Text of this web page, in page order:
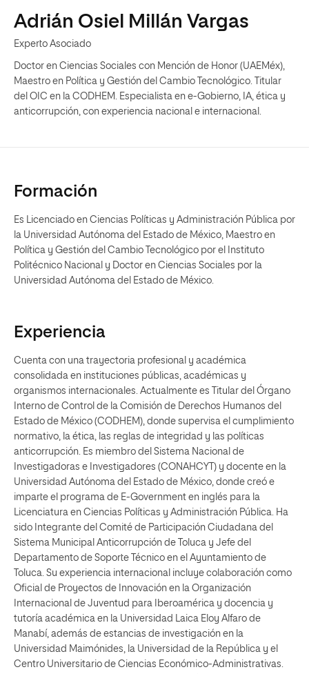
Adrián Osiel Millán Vargas
Experto Asociado
Doctor en Ciencias Sociales con Mención de Honor (UAEMéx),
Maestro en Política y Gestión del Cambio Tecnológico. Titular
del OIC en la CODHEM. Especialista en e-Gobierno, IA, ética y
anticorrupción, con experiencia nacional e internacional.
Formación
Es Licenciado en Ciencias Políticas y Administración Pública por
la Universidad Autónoma del Estado de México, Maestro en
Política y Gestión del Cambio Tecnológico por el Instituto
Politécnico Nacional y Doctor en Ciencias Sociales por la
Universidad Autónoma del Estado de México.
Experiencia
Cuenta con una trayectoria profesional y académica
consolidada en instituciones públicas, académicas y
organismos internacionales. Actualmente es Titular del Órgano
Interno de Control de la Comisión de Derechos Humanos del
Estado de México (CODHEM), donde supervisa el cumplimiento
normativo, la ética, las reglas de integridad y las políticas
anticorrupción. Es miembro del Sistema Nacional de
Investigadoras e Investigadores (CONAHCYT) y docente en la
Universidad Autónoma del Estado de México, donde creó e
imparte el programa de E-Government en inglés para la
Licenciatura en Ciencias Políticas y Administración Pública. Ha
sido Integrante del Comité de Participación Ciudadana del
Sistema Municipal Anticorrupción de Toluca y Jefe del
Departamento de Soporte Técnico en el Ayuntamiento de
Toluca. Su experiencia internacional incluye colaboración como
Oficial de Proyectos de Innovación en la Organización
Internacional de Juventud para Iberoamérica y docencia y
tutoría académica en la Universidad Laica Eloy Alfaro de
Manabí, además de estancias de investigación en la
Universidad Maimónides, la Universidad de la República y el
Centro Universitario de Ciencias Económico-Administrativas.